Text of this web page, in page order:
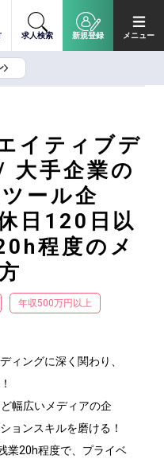
求人検索 新規登録 メニュー
イティブデ
大手企業の
ール企
日120日以
程度のメ
年収500万円以上
ィングに深く関わり、
幅広いメディアの企
ョンスキルを磨ける！
業20h程度で、プライベ